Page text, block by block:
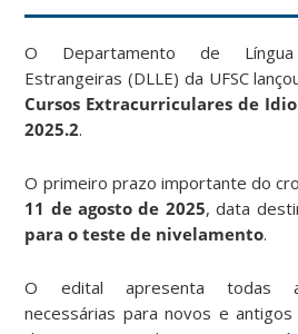
O Departamento de
Estrangeiras (DLLE) da UFSC
Cursos Extracurriculares de
2025.2.
O primeiro prazo importante do
11 de agosto de 2025, data
para o teste de nivelamento.
O edital apresenta todas
necessárias para novos e antigos